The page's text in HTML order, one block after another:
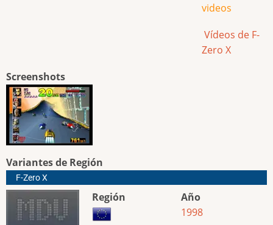
videos
Vídeos de F-
Zero X
Screenshots
Variantes de Región
F-Zero X
Región
Año
1998